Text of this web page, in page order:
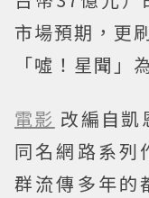
市場預期，更
「噓！星聞」
電影 改編自凱
同名網路系列
群流傳多年的